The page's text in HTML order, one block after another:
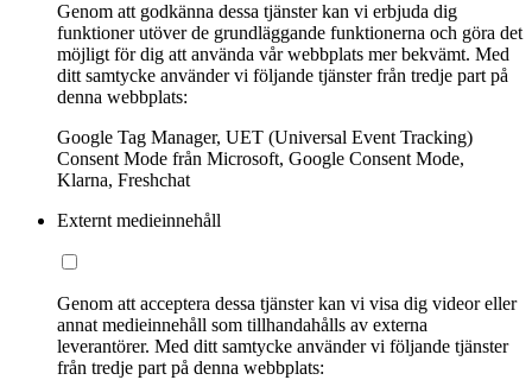
Genom att godkänna dessa tjänster kan vi erbjuda dig
funktioner utöver de grundläggande funktionerna och göra det
möjligt för dig att använda vår webbplats mer bekvämt. Med
ditt samtycke använder vi följande tjänster från tredje part på
denna webbplats:
Google Tag Manager, UET (Universal Event Tracking)
Consent Mode från Microsoft, Google Consent Mode,
Klarna, Freshchat
Externt medieinnehåll
Genom att acceptera dessa tjänster kan vi visa dig videor eller
annat medieinnehåll som tillhandahålls av externa
leverantörer. Med ditt samtycke använder vi följande tjänster
från tredje part på denna webbplats: